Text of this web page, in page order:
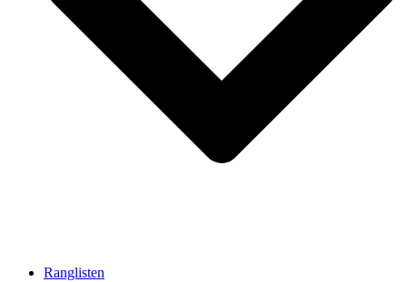
Ranglisten